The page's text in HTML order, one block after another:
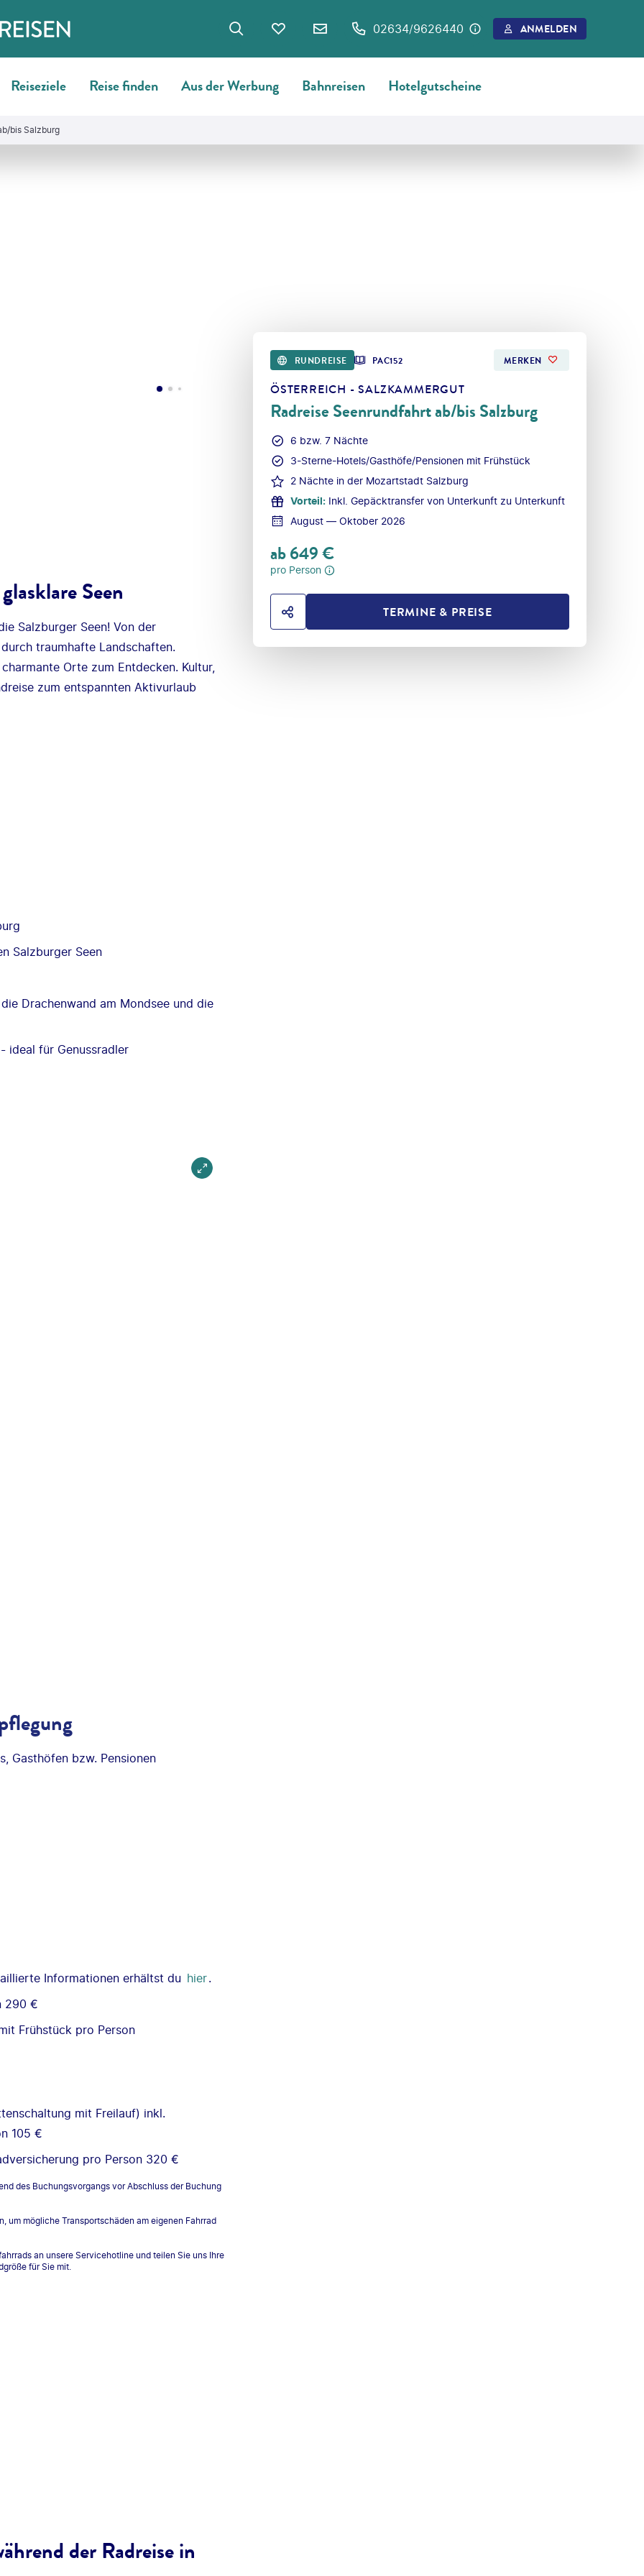
02634/9626440 ANMELDEN
Reiseziele Reise finden Aus der Werbung Bahnreisen Hotelgutscheine
bis Salzburg
RUNDREISE PAC152 MERKEN
ÖSTERREICH - SALZKAMMERGUT
Radreise Seenrundfahrt ab/bis Salzburg
6 bzw. 7 Nächte
3-Sterne-Hotels/Gasthöfe/Pensionen mit Frühstück
2 Nächte in der Mozartstadt Salzburg
Vorteil: Inkl. Gepäcktransfer von Unterkunft zu Unterkunft
August — Oktober 2026
ab649€
pro Person
TERMINE & PREISE
Seen
Salzburger Seen! Von der
traumhafte Landschaften.
Orte zum Entdecken. Kultur,
zum entspannten Aktivurlaub
Salzburger Seen
Drachenwand am Mondsee und die
ideal für Genussradler
Gasthöfen bzw. Pensionen
Informationen erhältst du hier .
290 €
Frühstück pro Person
mit Freilauf) inkl.
105 €
pro Person 320 €
des Buchungsvorgangs vor Abschluss der Buchung
um mögliche Transportschäden am eigenen Fahrrad
an unsere Servicehotline und teilen Sie uns Ihre
für Sie mit.
der Radreise in